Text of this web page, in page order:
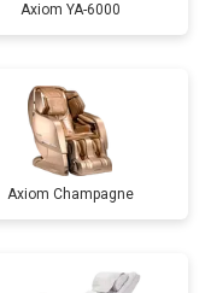
Axiom YA-6000
Axiom Champagne